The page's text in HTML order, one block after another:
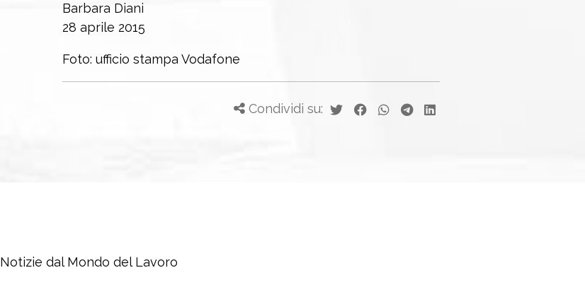
Barbara Diani
28 aprile 2015
Foto: ufficio stampa Vodafone
Condividi su:
Notizie dal Mondo del Lavoro